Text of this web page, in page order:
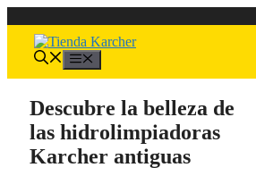
al
contenido
Descubre la belleza de
las hidrolimpiadoras
Karcher antiguas